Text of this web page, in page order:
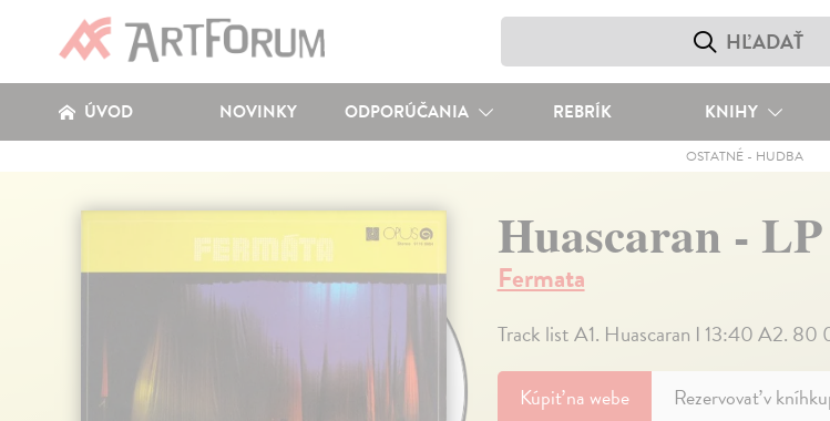
ÚVOD NOVINKY ODPORÚČANIA REBRÍK KNIHY
OSTATNÉ- HUDBA
Huascaran - LP
Fermata
Track list A1. Huascaran I 13:40 A2.
Kúpiťna webe Rezervovať v